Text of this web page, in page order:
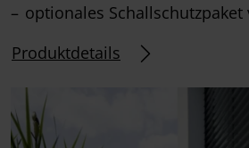
optionales Schallschutzpaket
Produktdetails